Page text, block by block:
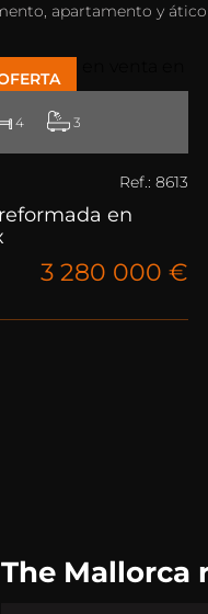
apartamento y ático
4 3
Ref.: 8613
en
3 280 000 €
The Mallorca